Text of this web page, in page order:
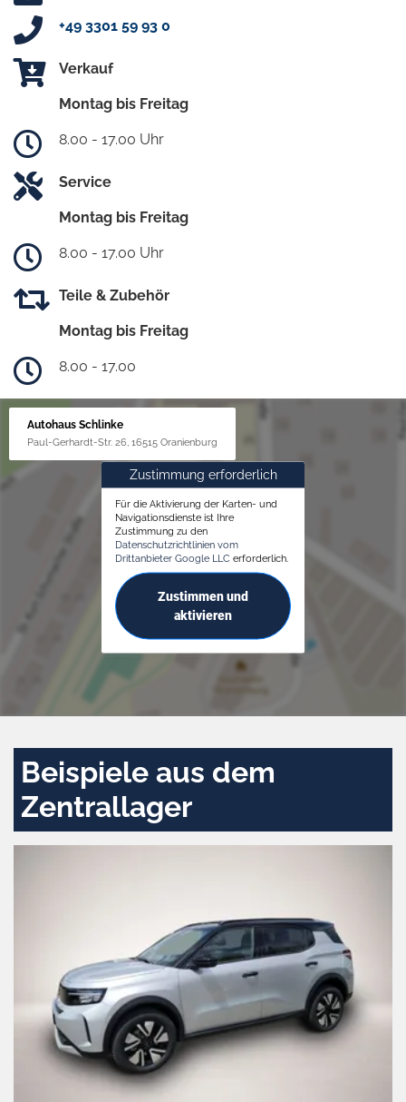
+49 3301 59 93 0
Verkauf
Montag bis Freitag
8.00 - 17.00 Uhr
Service
Montag bis Freitag
8.00 - 17.00 Uhr
Teile & Zubehör
Montag bis Freitag
8.00 - 17.00
Autohaus Schlinke
Paul-Gerhardt-Str. 26, 16515 Oranienburg
Zustimmung erforderlich
Für die Aktivierung der Karten- und
Navigationsdienste ist Ihre
Zustimmung zu den
Datenschutzrichtlinien vom
Drittanbieter Google LLC erforderlich.
Zustimmen und
aktivieren
Beispiele aus dem
Zentrallager